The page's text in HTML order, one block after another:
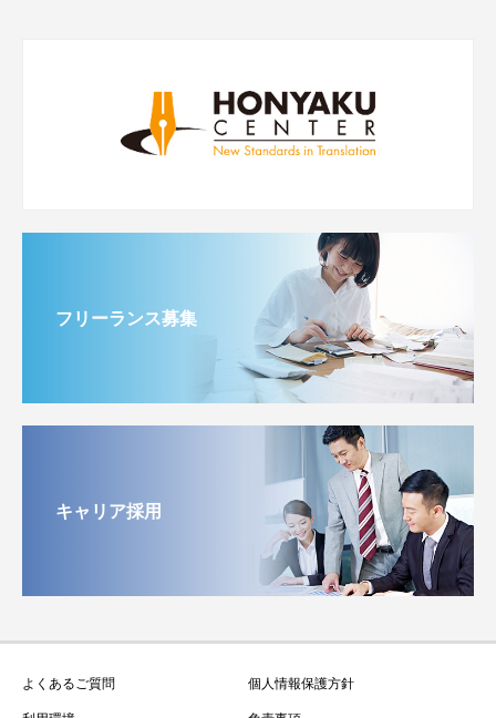
フリーランス募集
キャリア採用
よくあるご質問
個人情報保護方針